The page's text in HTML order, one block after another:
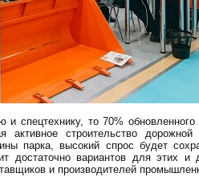
и спецтехнику, то 70%
активное строительство
парка, высокий спрос будет
достаточно вариантов для этих и
и производителей